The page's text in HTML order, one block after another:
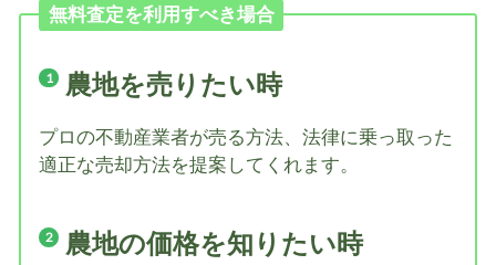
無料査定を利用すべき場合
農地を売りたい時
プロの不動産業者が売る方法、法律に乗っ取った
適正な売却方法を提案してくれます。
農地の価格を知りたい時